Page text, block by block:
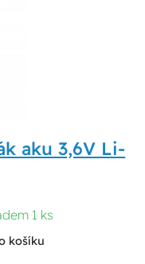
aku 3,6V Li-
1 ks
košíku